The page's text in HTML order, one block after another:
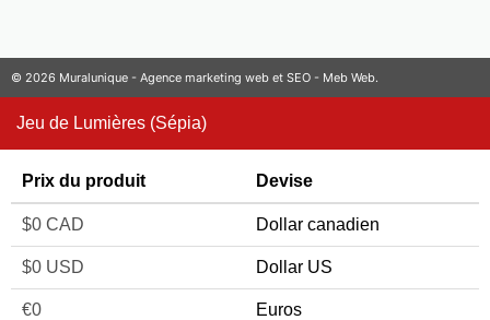
© 2026 Muralunique - Agence marketing web et SEO - Meb Web.
Jeu de Lumières (Sépia)
Prix du produit Devise
$0 CAD Dollar canadien
$0 USD Dollar US
€0 Euros